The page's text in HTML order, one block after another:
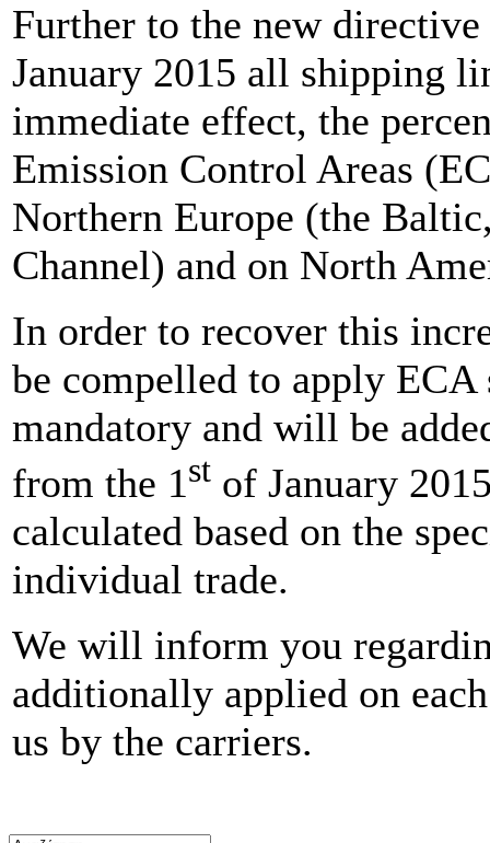
Further to the new
January 2015 all shipping
immediate effect, the
Emission Control Areas
Northern Europe (the
Channel) and on North
In order to recover this
be compelled to apply
mandatory and will be
from the 1st of January
calculated based on the
individual trade.
We will inform you
additionally applied on
us by the carriers.